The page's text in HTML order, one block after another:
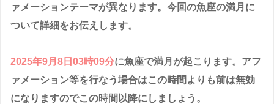
ァメーションテーマが異なります。今回の魚座の満月に
ついて詳細をお伝えします。
2025年9月8日03時09分に魚座で満月が起こります。アフ
ァメーション等を行なう場合はこの時間よりも前は無効
になりますのでこの時間以降にしましょう。